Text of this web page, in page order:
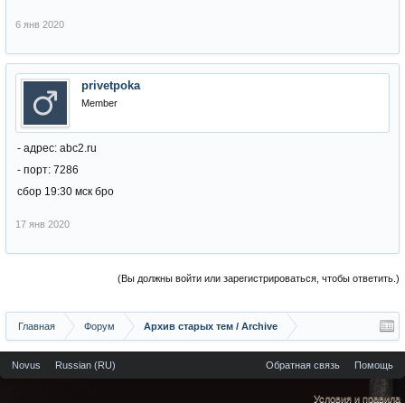
6 янв 2020
privetpoka
Member
- адрес: abc2.ru
- порт: 7286
сбор 19:30 мск бро
17 янв 2020
(Вы должны войти или зарегистрироваться, чтобы ответить.)
Главная Форум Архив старых тем / Archive
Novus Russian (RU) Обратная связь Помощь
Условия и правила